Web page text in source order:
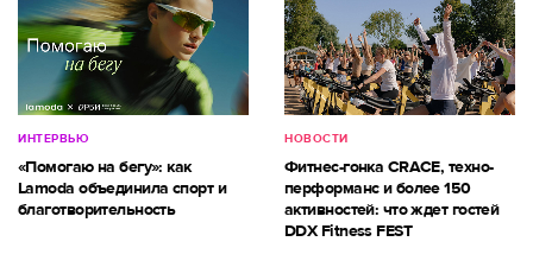
ИНТЕРВЬЮ
«Помогаю на бегу»: как
Lamoda объединила спорт и
благотворительность
НОВОСТИ
Фитнес-гонка CRACE, техно-
перформанс и более 150
активностей: что ждет гостей
DDX Fitness FEST